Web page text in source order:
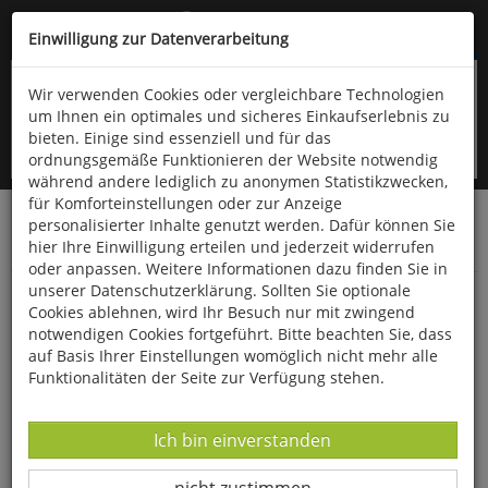
Kompletten Head der Seite überspringen
oder (06766) 9323-960
Startseite Bücher
Biologie allgemein
Ökologie & Naturschutz
Sperlinge, Finken, Ammern
Einwilligung zur Datenverarbeitung
Wir verwenden Cookies oder vergleichbare Technologien
um Ihnen ein optimales und sicheres Einkaufserlebnis zu
bieten. Einige sind essenziell und für das
ordnungsgemäße Funktionieren der Website notwendig
während andere lediglich zu anonymen Statistikzwecken,
für Komforteinstellungen oder zur Anzeige
personalisierter Inhalte genutzt werden. Dafür können Sie
hier Ihre Einwilligung erteilen und jederzeit widerrufen
oder anpassen. Weitere Informationen dazu finden Sie in
unserer Datenschutzerklärung. Sollten Sie optionale
Cookies ablehnen, wird Ihr Besuch nur mit zwingend
notwendigen Cookies fortgeführt. Bitte beachten Sie, dass
auf Basis Ihrer Einstellungen womöglich nicht mehr alle
Funktionalitäten der Seite zur Verfügung stehen.
Datenverarbeitung -
Ich bin einverstanden